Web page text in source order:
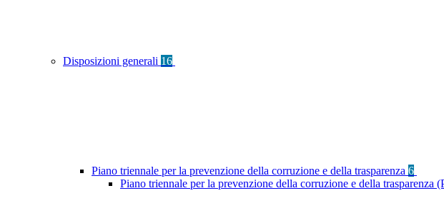
Disposizioni generali 16
Piano triennale per la prevenzione della corruzione e della trasparenza 6
Piano triennale per la prevenzione della corruzione e della trasparenza